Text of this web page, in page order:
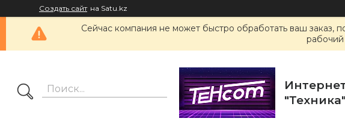
Создать сайт на Satu.kz
Сейчас компания не может быстро обработать ваш заказ,
рабочий
"Техника"